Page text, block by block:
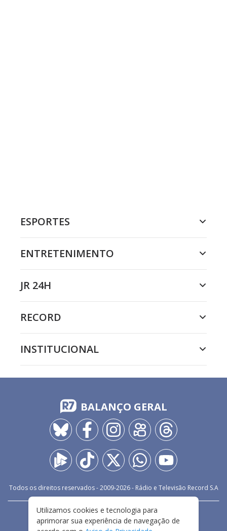
ESPORTES
ENTRETENIMENTO
JR 24H
RECORD
INSTITUCIONAL
BALANÇO GERAL
Todos os direitos reservados - 2009-2026- Rádio e Televisão Record S.A
FALE CONOSCO
PRIVACIDADE
TERMOS E CONDIÇÕES DE USO
Utilizamos cookies e tecnologia para
aprimorar sua experiência de navegação de